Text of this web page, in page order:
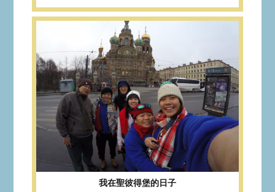
我在聖彼得堡的日子